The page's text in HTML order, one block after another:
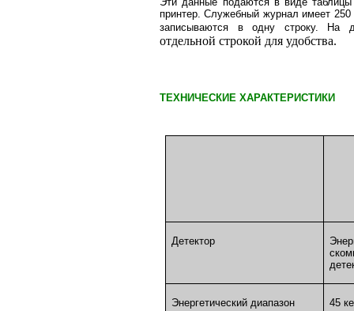
принтер. Служебный журнал имеет
записываются в одну строку. На
отдельной строкой для удобства.
ТЕХНИЧЕСКИЕ ХАРАКТЕРИСТИКИ
Детектор
Энергетический диапазон 45